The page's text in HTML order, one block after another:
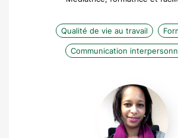
Qualité de vie au travail
Communication
Isabelle
Gace